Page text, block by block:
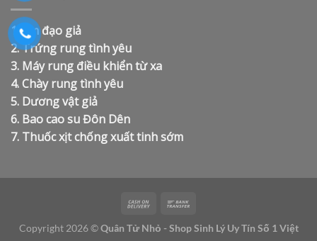
1.Âm đạo giả
2.Trứng rung tình yêu
3. Máy rung điều khiển từ xa
4.Chày rung tình yêu
5. Dương vật giả
6. Bao cao su Đôn Dên
7. Thuốc xịt chống xuất tinh sớm
Copyright 2026 ©Quân Tử Nhỏ - Shop Sinh Lý Uy Tín Số 1 Việt